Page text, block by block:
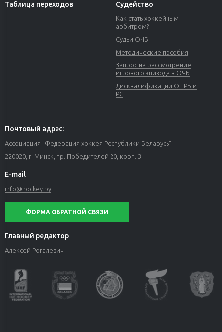
Таблица переходов Судейство
Как стать хоккейным
арбитром?
Судьи ОЧБ
Методические пособия
Запрос на рассмотрение
игрового эпизода в ОЧБ
Дисквалификации ОПРБ и
РС
Почтовый адрес:
Ассоциация "Федерация хоккея Республики Беларусь"
220020, г. Минск, пр. Победителей 20, корп. 3
E-mail
info@hockey.by
ФОРМА ОБРАТНОЙ СВЯЗИ
Главный редактор
Алексей Рогалевич